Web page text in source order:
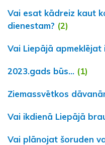
Vai esat kādreiz kaut
dienestam? (2)
Vai Liepājā apmeklējat
2023.gads būs... (1)
Ziemassvētkos
Vai ikdienā Liepājā
Vai plānojat šoruden